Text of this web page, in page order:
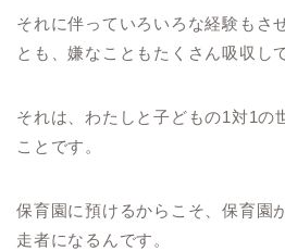
それに伴っていろいろな経験もさ
とも、嫌なこともたくさん吸収し
それは、わたしと子どもの1対1の
ことです。
保育園に預けるからこそ、保育園
走者になるんです。